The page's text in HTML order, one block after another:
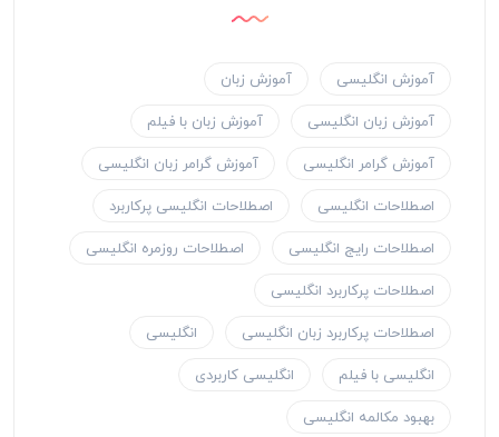
آموزش انگلیسی
آموزش زبان
آموزش زبان انگلیسی
آموزش زبان با فیلم
آموزش گرامر انگلیسی
آموزش گرامر زبان انگلیسی
اصطلاحات انگلیسی
اصطلاحات انگلیسی پرکاربرد
اصطلاحات رایج انگلیسی
اصطلاحات روزمره انگلیسی
اصطلاحات پرکاربرد انگلیسی
اصطلاحات پرکاربرد زبان انگلیسی
انگلیسی
انگلیسی با فیلم
انگلیسی کاربردی
بهبود مکالمه انگلیسی